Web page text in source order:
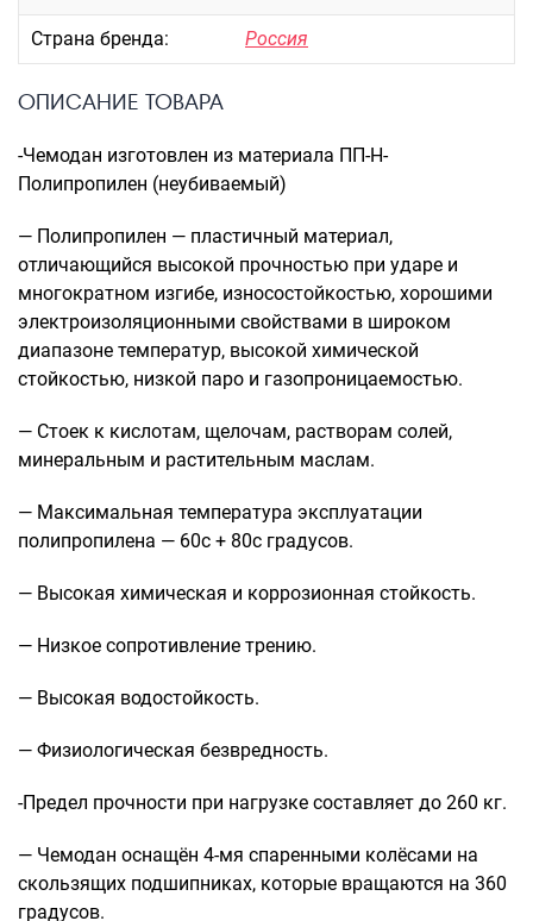
Ранцы школьные
Рюкзаки детские
Рюкзаки туристические
Рюкзаки на колесах
ШОППЕРЫ
Кейсы и планшеты
Кейсы
Планшеты
Аксессуары
Чехлы для чемоданов
Пеналы для школы
Страна бренда: Россия
ОПИСАНИЕ ТОВАРА
-Чемодан изготовлен из материала ПП-Н-
Полипропилен (неубиваемый)
— Полипропилен — пластичный материал,
отличающийся высокой прочностью при ударе и
многократном изгибе, износостойкостью, хорошими
электроизоляционными свойствами в широком
диапазоне температур, высокой химической
стойкостью, низкой паро и газопроницаемостью.
— Стоек к кислотам, щелочам, растворам солей,
минеральным и растительным маслам.
— Максимальная температура эксплуатации
полипропилена — 60с + 80с градусов.
— Высокая химическая и коррозионная стойкость.
— Низкое сопротивление трению.
— Высокая водостойкость.
— Физиологическая безвредность.
-Предел прочности при нагрузке составляет до 260 кг.
— Чемодан оснащён 4-мя спаренными колёсами на
скользящих подшипниках, которые вращаются на 360
градусов.